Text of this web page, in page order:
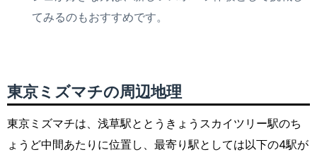
てみるのもおすすめです。
東京ミズマチの周辺地理
東京ミズマチは、浅草駅ととうきょうスカイツリー駅のち
ょうど中間あたりに位置し、最寄り駅としては以下の4駅が